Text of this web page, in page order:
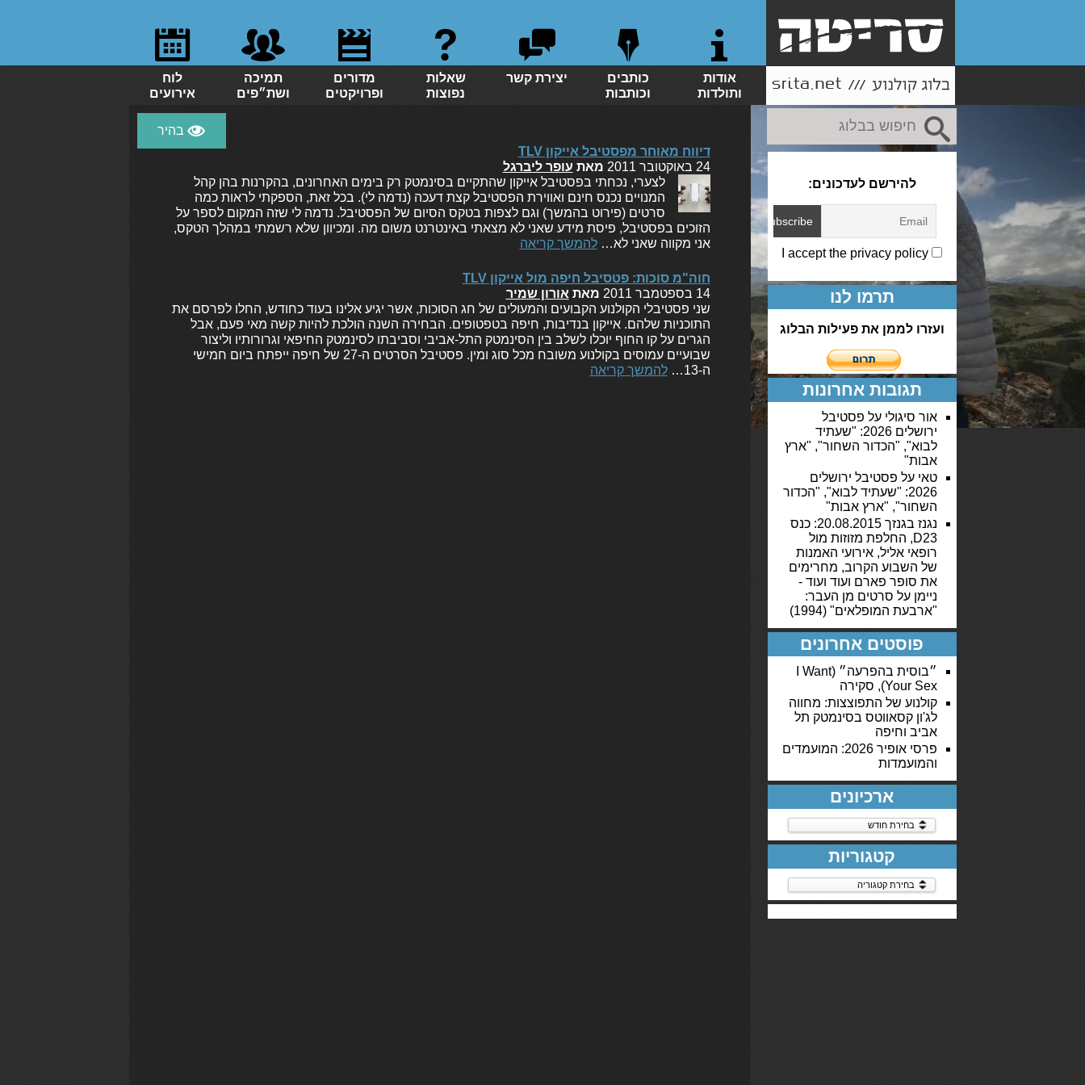
אודות
ותולדות
כותבים
וכותבות
יצירת קשר
שאלות
נפוצות
מדורים
ופרויקטים
תמיכה
ושת״פים
לוח
אירועים
להירשם לעדכונים:
תרמו לנו
ועזרו לממן את פעילות הבלוג
תגובות אחרונות
אור סיגולי על פסטיבל
ירושלים 2026: "שעתיד
לבוא", "הכדור השחור", "ארץ
אבות"
טאי על פסטיבל ירושלים
2026: "שעתיד לבוא", "הכדור
השחור", "ארץ אבות"
נגנז בגנזך 20.08.2015: כנס
D23, החלפת מזוזות מול
רופאי אליל, אירועי האמנות
של השבוע הקרוב, מחרימים
את סופר פארם ועוד ועוד -
ניימן על סרטים מן העבר:
"ארבעת המופלאים" (1994)
פוסטים אחרונים
״בוסית בהפרעה״ (I Want
Your Sex), סקירה
קולנוע של התפוצצות: מחווה
לג'ון קסאווטס בסינמטק תל
אביב וחיפה
פרסי אופיר 2026: המועמדים
והמועמדות
ארכיונים
ארכיונים
קטגוריות
קטגוריות
דיווח מאוחר מפסטיבל אייקון TLV
24 באוקטובר 2011
מאת עופר ליברגל
לצערי, נכחתי בפסטיבל אייקון שהתקיים בסינמטק רק בימים האחרונים, בהקרנות בהן קהל
המנויים נכנס חינם ואווירת הפסטיבל קצת דעכה (נדמה לי). בכל זאת, הספקתי לראות כמה
סרטים (פירוט בהמשך) וגם לצפות בטקס הסיום של הפסטיבל. נדמה לי שזה המקום לספר על
הזוכים בפסטיבל, פיסת מידע שאני לא מצאתי באינטרנט משום מה. ומכיוון שלא רשמתי במהלך הטקס,
אני מקווה שאני לא…להמשך קריאה
חוה"מ סוכות: פטסיבל חיפה מול אייקון TLV
14 בספטמבר 2011
מאת אורון שמיר
שני פסטיבלי הקולנוע הקבועים והמעולים של חג הסוכות, אשר יגיע אלינו בעוד כחודש, החלו לפרסם את
התוכניות שלהם. אייקון בנדיבות, חיפה בטפטופים. הבחירה השנה הולכת להיות קשה מאי פעם, אבל
הגרים על קו החוף יוכלו לשלב בין הסינמטק התל-אביבי וסביבתו לסינמטק החיפאי וגרורותיו וליצור
שבועיים עמוסים בקולנוע משובח מכל סוג ומין. פסטיבל הסרטים ה-27 של חיפה ייפתח ביום חמישי
ה-13…
להמשך קריאה